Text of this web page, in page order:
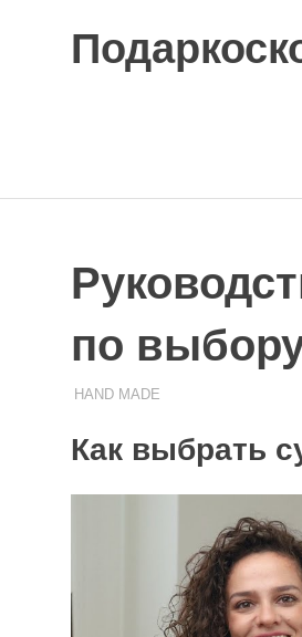
по
31.10.2023
ПОДАРЧЕК
HAND MADE
Как выбрать